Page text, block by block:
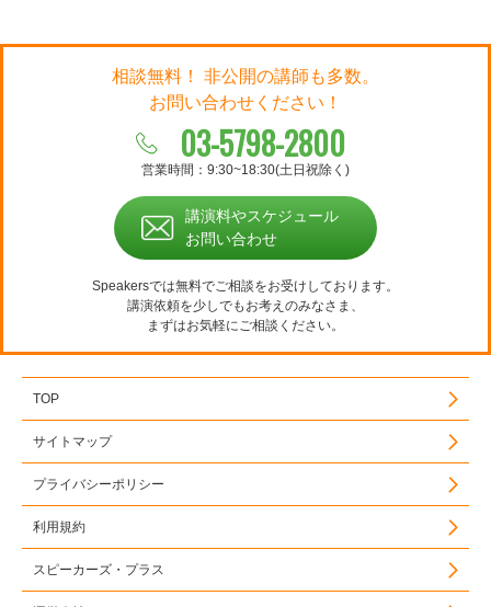
相談無料！ 非公開の講師も多数。
お問い合わせください！
03-5798-2800
営業時間：9:30~18:30(土日祝除く)
講演料やスケジュール
お問い合わせ
Speakersでは無料でご相談をお受けしております。
講演依頼を少しでもお考えのみなさま、
まずはお気軽にご相談ください。
TOP
サイトマップ
プライバシーポリシー
利用規約
スピーカーズ・プラス